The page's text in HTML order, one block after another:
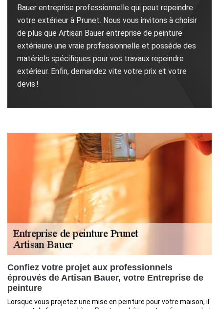
Bauer entreprise professionnelle qui peut repeindre
votre extérieur à Prunet. Nous vous invitons à choisir
de plus que Artisan Bauer entreprise de peinture
extérieure une vraie professionnelle et possède des
matériels spécifiques pour vos travaux repeindre
extérieur. Enfin, demandez vite votre prix et votre
devis !
Confiez votre projet aux professionnels
éprouvés de Artisan Bauer, votre Entreprise de
peinture
Lorsque vous projetez une mise en peinture pour votre maison, il